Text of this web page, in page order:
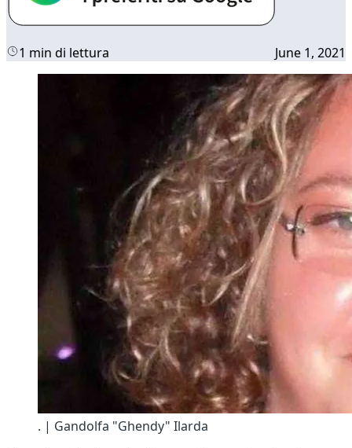
1 min di lettura June 1, 2021
. | Gandolfa "Ghendy" Ilarda